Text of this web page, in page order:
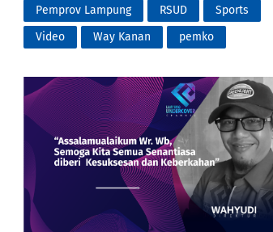
Pemprov Lampung
RSUD
Sports
Video
Way Kanan pemko